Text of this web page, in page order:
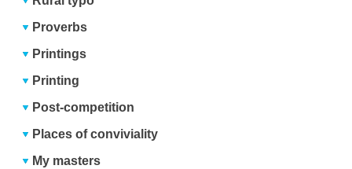
Proverbs
Printings
Printing
Post-competition
Places of conviviality
My masters